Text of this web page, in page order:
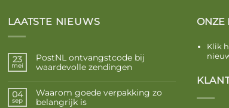
LAATSTE NIEUWS
23
mei
PostNL ontvangstcode bij
waardevolle zendingen
04
sep
Waarom goede verpakking zo
belangrijk is
ONZE
Klik